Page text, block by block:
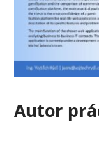
Autor